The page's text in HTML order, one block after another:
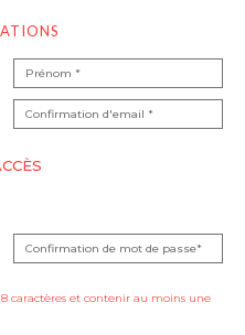
caractères et contenir au moins une